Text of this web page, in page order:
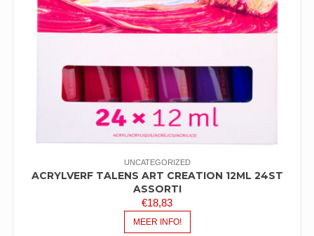
UNCATEGORIZED
ACRYLVERF TALENS ART CREATION 12ML 24ST
ASSORTI
€18,83
MEER INFO!